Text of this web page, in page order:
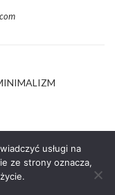
usługi na
ze strony oznacza,